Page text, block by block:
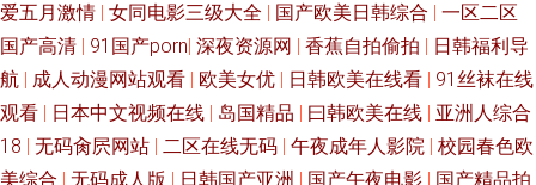
爱五月激情 | 女同电影三级大全 | 国产欧美日韩综合 | 一区二区
国产高清 | 91国产porn| 深夜资源网 | 香蕉自拍偷拍 | 日韩福利导
航 | 成人动漫网站观看 | 欧美女优 | 日韩欧美在线看 | 91丝袜在线
观看 | 日本中文视频在线 | 岛国精品 | 曰韩欧美在线 | 亚洲人综合
18 | 无码肏屄网站 | 二区在线无码 | 午夜成年人影院 | 校园春色欧
美综合 | 无码成人版 | 日韩国产亚洲 | 国产午夜电影 | 国产精品拍